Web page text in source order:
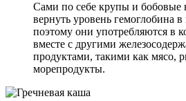
Сами по себе крупы и бобовые
вернуть уровень гемоглобина
поэтому они употребляются в
вместе с другими
продуктами, такими как мясо,
морепродукты.